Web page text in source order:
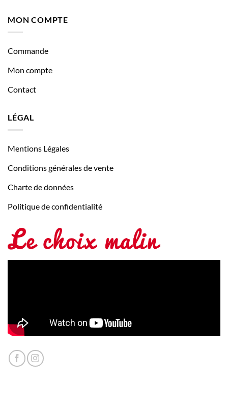
MON COMPTE
Commande
Mon compte
Contact
LÉGAL
Mentions Légales
Conditions générales de vente
Charte de données
Politique de confidentialité